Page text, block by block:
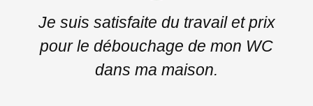
Je suis satisfaite du travail et prix
pour le débouchage de mon WC
dans ma maison.